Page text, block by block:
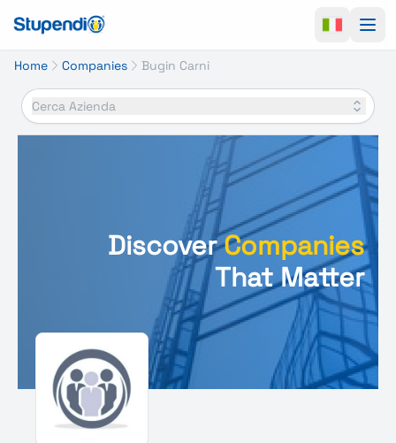
Home Companies Bugin Carni
Cerca Azienda
DiscoverCompanies
That Matter